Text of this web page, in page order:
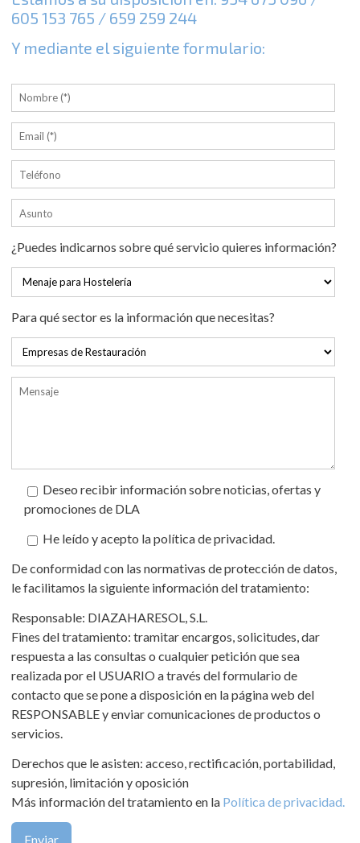
605 153 765 / 659 259 244
Y mediante el siguiente formulario:
¿Puedes indicarnos sobre qué servicio quieres información?
Para qué sector es la información que necesitas?
Deseo recibir información sobre noticias, ofertas y
promociones de DLA
He leído y acepto la política de privacidad.
De conformidad con las normativas de protección de datos,
le facilitamos la siguiente información del tratamiento:
Responsable: DIAZAHARESOL, S.L.
Fines del tratamiento: tramitar encargos, solicitudes, dar
respuesta a las consultas o cualquier petición que sea
realizada por el USUARIO a través del formulario de
contacto que se pone a disposición en la página web del
RESPONSABLE y enviar comunicaciones de productos o
servicios.
Derechos que le asisten: acceso, rectificación, portabilidad,
supresión, limitación y oposición
Más información del tratamiento en la Política de privacidad.